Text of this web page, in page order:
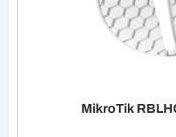
MikroTik